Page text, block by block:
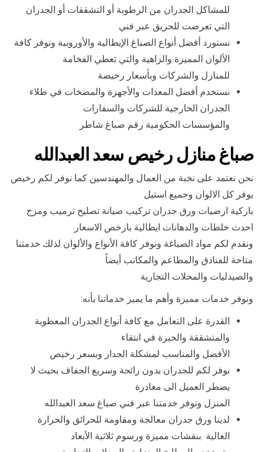
للمشاكل الجدران من الرطوبة أو التشققات أو الجدران
التي تعرضت للحريق عبر فني
نستورد أفضل أنواع الصباغ الإيطالية والأوروبية ونوفر كافة
الألوان المميزة والزاهية والتي تعطي الفخامة
للمنازل والشركات وبأسعار رخيصة
نستخدم أفضل المعدات والأجهزة والمضخات في طلاء
الجدران الخارجية للشركات والسفارات
والمؤسسات الحكومية رقم صباغ شاطر
صباغ منازل رخيص سعد العبدالله
نحن نعتمد على نخبة من العمال والمهندسين كما نوفر لكم رخيص
يوفر كل الالوان وجميع استيل
باركية ارضيات ورق جدران تركيب صيانة تصليح ترميب ومزج
احدث خلطات والدهانات ايطالية بارخص الاسعار
ونقدم لكم مواد الصباغة ونوفر كافة الأنواع والألوان لذلك خدمتنا
متاحة للفنادق والمطاعم والمكاتب أيضاً
والصيدليات والمحلات التجارية
ونوفر خدمات مميزة وأهم ما يميز خدماتنا بأنه:
القدرة على التعامل مع كافة أنواع الجدران المعطوبة
والمتشققة والخبرة في انتقاء
الأفضل والمناسب لمشكلة الجدار وبسعر رخيص
نوفر لكم للجدران بدون رائحة وسريع الجفاف بحيث لا
يضطر العميل الى مغادرة
المنزل ونوفر خدمتنا عبر فني صباغ سعد العبدالله
لدينا ورق جدران معالجة ومقاومة للحرائق والحرارة
العالية بنقشات مميزة ورسوم ثلاثية الأبعاد